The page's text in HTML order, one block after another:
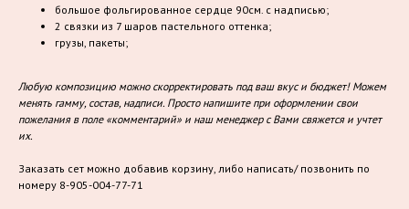
большое фольгированное сердце 90см. с надписью;
2 связки из 7 шаров пастельного оттенка;
грузы, пакеты;
Любую композицию можно скорректировать под ваш вкус и бюджет! Можем
менять гамму, состав, надписи. Просто напишите при оформлении свои
пожелания в поле «комментарий» и наш менеджер с Вами свяжется и учтет
их.
Заказать сет можно добавив корзину, либо написать/ позвонить по
номеру 8-905-004-77-71